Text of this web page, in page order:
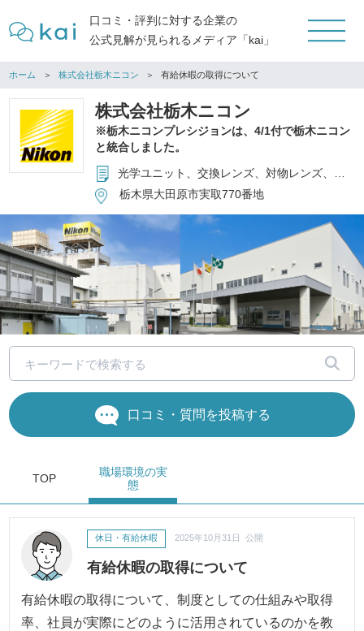
口コミ・評判に対する企業の
公式見解が見られるメディア「kai」
ホーム 株式会社栃木ニコン 有給休暇の取得について
株式会社栃木ニコン
※栃木ニコンプレシジョンは、4/1付で栃木ニコン
と統合しました。
光学ユニット、交換レンズ、対物レンズ、光学部品、機械部品等の製造
栃木県大田原市実取770番地
口コミ・質問を投稿する
TOP
職場環境の実
態
有給休暇の取得について
休日・有給休暇 2025年10月31日 公開
有給休暇の取得について、制度としての仕組みや取得
率、社員が実際にどのように活用されているのかを教